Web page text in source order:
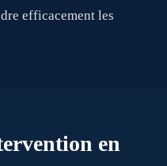
efficacement les
en